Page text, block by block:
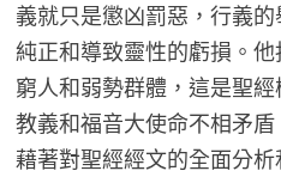
義就只是懲凶罰惡，行義
純正和導致靈性的虧損。
窮人和弱勢群體，這是聖
教義和福音大使命不相矛
藉著對聖經經文的全面分